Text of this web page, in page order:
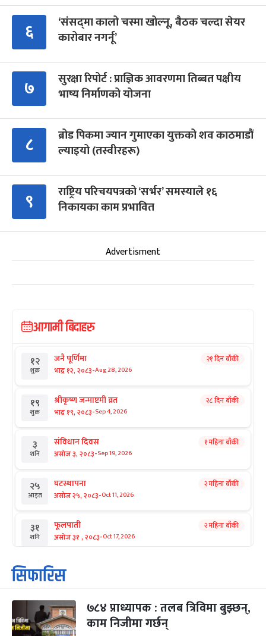
६
‘संसद्‍मा कालो चस्मा खोल्नू, बैठक चल्दा सेयर
कारोबार नगर्नू’
७
सुरक्षा रिपोर्ट : प्राज्ञिक आवरणमा तिब्बत पक्षीय
भाष्य निर्माणको योजना
८
ब्रोड पिकमा ज्यान गुमाएका युक्तको शव काठमाडौं
ल्याइयो (तस्वीरहरू)
९
राष्ट्रिय परिचयपत्रको ‘सर्भर’ समस्याले १६
निकायका काम प्रभावित
Advertisment
आगामी बिदाहरु
१२
शुक्र
जनै पूर्णिमा
भाद्र १२, २०८३-Aug 28, 2026
२१ दिन बाँकी
१९
शुक्र
श्रीकृष्ण जन्माष्टमी व्रत
भाद्र १९, २०८३-Sep 4, 2026
२८ दिन बाँकी
३
शनि
संविधान दिवस
असोज ३, २०८३-Sep 19, 2026
१ महिना बाँकी
२५
आइत
घटस्थापना
असोज २५, २०८३-Oct 11, 2026
२ महिना बाँकी
३१
शनि
फूलपाती
असोज ३१ , २०८३-Oct 17, 2026
२ महिना बाँकी
१
आइत
कार्तिक सङ्क्रान्ति
कार्तिक १, २०८३
३
मंगल
महानवमी
कार्तिक ३, २०८३-Oct 20, 2026
२ महिना बाँकी
सिफारिस
७८४ प्राध्यापक : तलब त्रिविमा बुझ्छन्,
काम निजीमा गर्छन्